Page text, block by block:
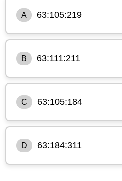
A 63:105:219
B 63:111:211
C 63:105:184
D 63:184:311